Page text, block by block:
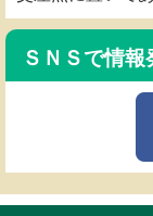
ＳＮＳで情報